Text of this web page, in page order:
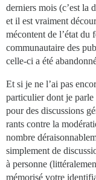
derniers mois (c’est la
et il est vraiment
mécontent de l’état du
communautaire des
celle-ci a été
Et si je ne l’ai pas
particulier dont je parle
pour des discussions
rants contre la
nombre
simplement de
à personne
mémorisé votre